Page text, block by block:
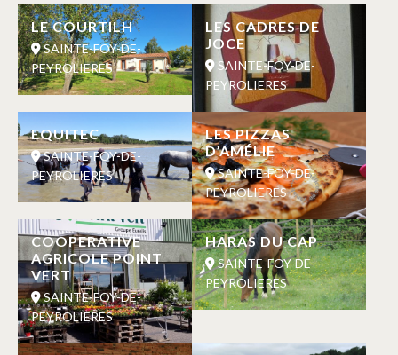
LE COURTILH
SAINTE-FOY-DE-
PEYROLIERES
LES CADRES DE
JOCE
SAINTE-FOY-DE-
PEYROLIERES
EQUITEC
SAINTE-FOY-DE-
PEYROLIERES
LES PIZZAS
D’AMÉLIE
SAINTE-FOY-DE-
PEYROLIERES
COOPERATIVE
AGRICOLE POINT
VERT
SAINTE-FOY-DE-
PEYROLIERES
HARAS DU CAP
SAINTE-FOY-DE-
PEYROLIERES